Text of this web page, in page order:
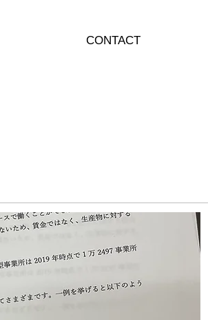
CONTACT